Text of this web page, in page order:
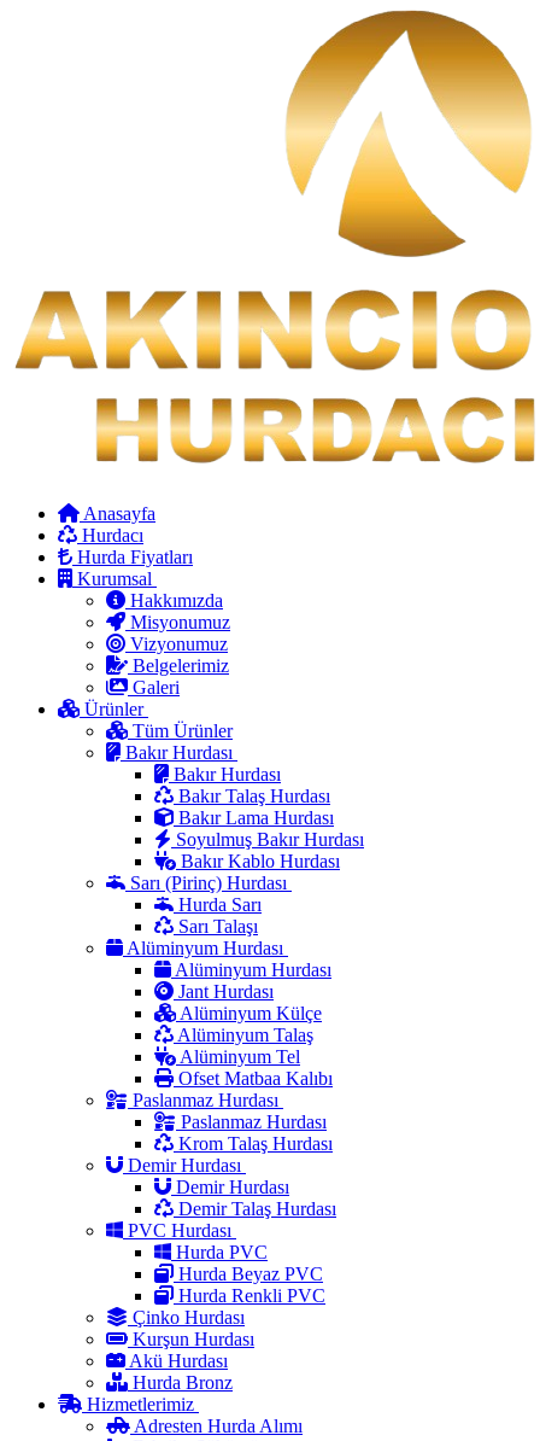
Anasayfa
Hurdacı
Hurda Fiyatları
Kurumsal
Hakkımızda
Misyonumuz
Vizyonumuz
Belgelerimiz
Galeri
Ürünler
Tüm Ürünler
Bakır Hurdası
Bakır Hurdası
Bakır Talaş Hurdası
Bakır Lama Hurdası
Soyulmuş Bakır Hurdası
Bakır Kablo Hurdası
Sarı (Pirinç) Hurdası
Hurda Sarı
Sarı Talaşı
Alüminyum Hurdası
Alüminyum Hurdası
Jant Hurdası
Alüminyum Külçe
Alüminyum Talaş
Alüminyum Tel
Ofset Matbaa Kalıbı
Paslanmaz Hurdası
Paslanmaz Hurdası
Krom Talaş Hurdası
Demir Hurdası
Demir Hurdası
Demir Talaş Hurdası
PVC Hurdası
Hurda PVC
Hurda Beyaz PVC
Hurda Renkli PVC
Çinko Hurdası
Kurşun Hurdası
Akü Hurdası
Hurda Bronz
Hizmetlerimiz
Adresten Hurda Alımı